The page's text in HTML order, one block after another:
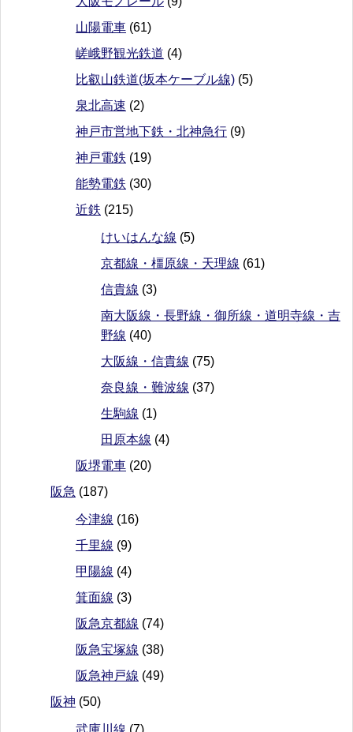
山陽電車 (61)
嵯峨野観光鉄道 (4)
比叡山鉄道(坂本ケーブル線) (5)
泉北高速 (2)
神戸市営地下鉄・北神急行 (9)
神戸電鉄 (19)
能勢電鉄 (30)
近鉄 (215)
けいはんな線 (5)
京都線・橿原線・天理線 (61)
信貴線 (3)
南大阪線・長野線・御所線・道明寺線・吉
野線 (40)
大阪線・信貴線 (75)
奈良線・難波線 (37)
生駒線 (1)
田原本線 (4)
阪堺電車 (20)
阪急 (187)
今津線 (16)
千里線 (9)
甲陽線 (4)
箕面線 (3)
阪急京都線 (74)
阪急宝塚線 (38)
阪急神戸線 (49)
阪神 (50)